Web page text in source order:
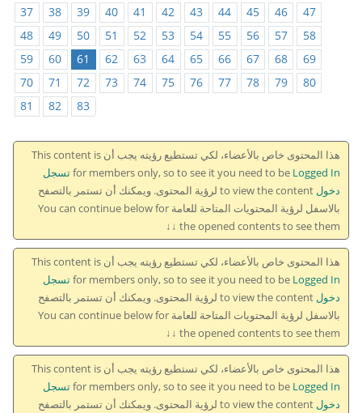
37
38 39 40 41 42 43 44 45 46
47
48
49 50 51 52 53 54 55 56 57
58
59
60 61 62 63 64 65 66 67 68
69
70
71 72 73 74 75 76 77 78 79
80
81
82 83
هذا المحتوى خاص بالأعضاء، لكي تستطيع رؤيته يجب أن This content is
for members only, so to see it you need to beLogged In تسجل
دخول
to view the content لرؤية المحتوى. ويمكنك أن تستمر بالتصفح
بالاسفل لرؤية المحتويات المتاحة للعامة You can continue below for
the opened contents to see them ↓↓
هذا المحتوى خاص بالأعضاء، لكي تستطيع رؤيته يجب أن This content is
for members only, so to see it you need to beLogged In تسجل
دخول
to view the content لرؤية المحتوى. ويمكنك أن تستمر بالتصفح
بالاسفل لرؤية المحتويات المتاحة للعامة You can continue below for
the opened contents to see them ↓↓
هذا المحتوى خاص بالأعضاء، لكي تستطيع رؤيته يجب أن This content is
for members only, so to see it you need to beLogged In تسجل
دخول
to view the content لرؤية المحتوى. ويمكنك أن تستمر بالتصفح